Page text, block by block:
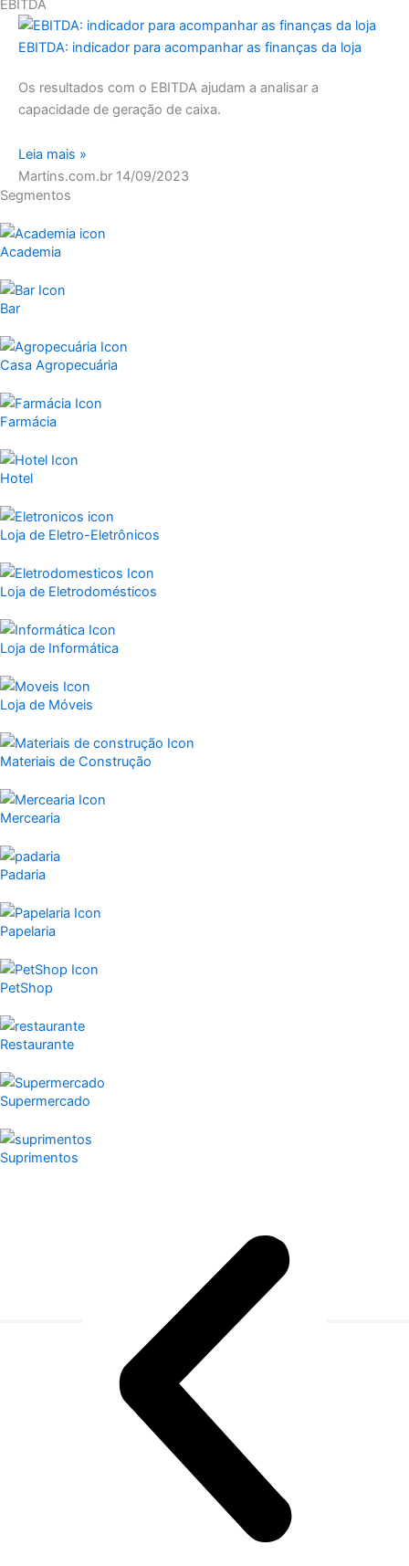
EBITDA
EBITDA: indicador para acompanhar as finanças da loja
Os resultados com o EBITDA ajudam a analisar a
capacidade de geração de caixa.
Leia mais »
Martins.com.br 14/09/2023
Segmentos
Academia
Bar
Casa Agropecuária
Farmácia
Hotel
Loja de Eletro-Eletrônicos
Loja de Eletrodomésticos
Loja de Informática
Loja de Móveis
Materiais de Construção
Mercearia
Padaria
Papelaria
PetShop
Restaurante
Supermercado
Suprimentos